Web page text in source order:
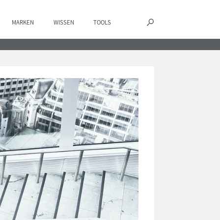
MARKEN WISSEN TOOLS